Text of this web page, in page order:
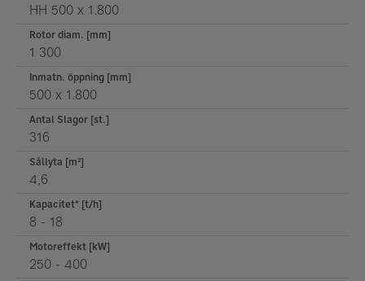
HH 500 x 1.800
Rotor diam. [mm]
1 300
Inmatn. öppning [mm]
500 x 1.800
Antal Slagor [st.]
316
Sållyta [m²]
4,6
Kapacitet* [t/h]
8 - 18
Motoreffekt [kW]
250 - 400